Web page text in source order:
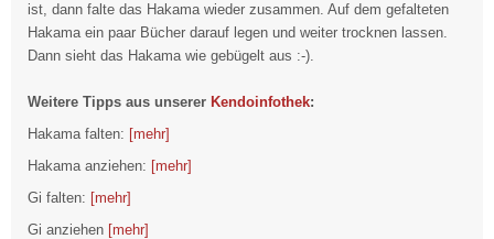
ist, dann falte das Hakama wieder zusammen. Auf dem gefalteten
Hakama ein paar Bücher darauf legen und weiter trocknen lassen.
Dann sieht das Hakama wie gebügelt aus :-).
Weitere Tipps aus unserer Kendoinfothek:
Hakama falten: [mehr]
Hakama anziehen: [mehr]
Gi falten: [mehr]
Gi anziehen [mehr]